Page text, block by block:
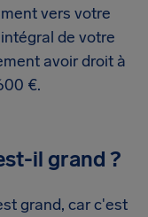
vers votre
de votre
avoir droit à
€.
il grand ?
grand, car c'est